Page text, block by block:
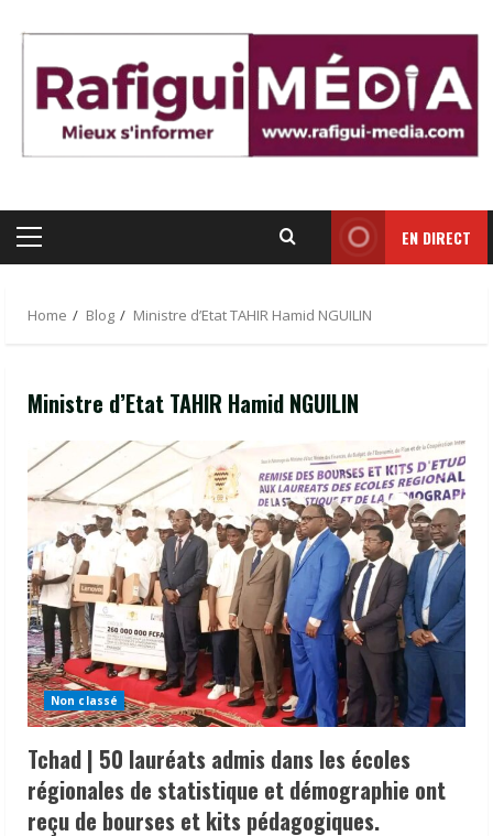
content
Primary
EN DIRECT
Home Blog Ministre d’Etat TAHIR Hamid NGUILIN
Ministre d’Etat TAHIR Hamid NGUILIN
Non classé
Tchad | 50 lauréats admis dans les écoles
régionales de statistique et démographie ont
reçu de bourses et kits pédagogiques.